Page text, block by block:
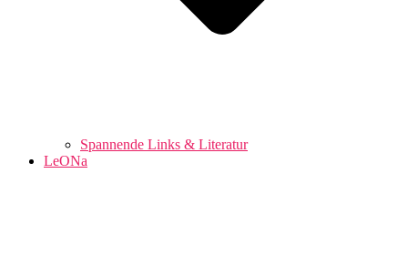
Spannende Links & Literatur
LeONa